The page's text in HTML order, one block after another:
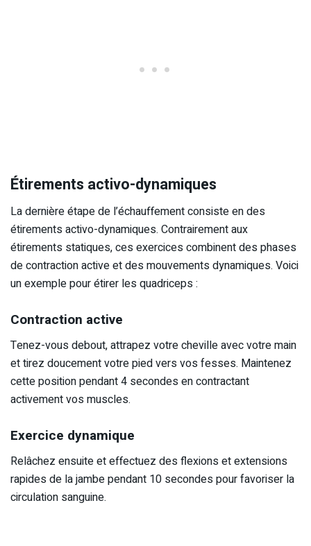
Étirements activo-dynamiques
La dernière étape de l’échauffement consiste en des
étirements activo-dynamiques. Contrairement aux
étirements statiques, ces exercices combinent des phases
de contraction active et des mouvements dynamiques. Voici
un exemple pour étirer les quadriceps :
Contraction active
Tenez-vous debout, attrapez votre cheville avec votre main
et tirez doucement votre pied vers vos fesses. Maintenez
cette position pendant 4 secondes en contractant
activement vos muscles.
Exercice dynamique
Relâchez ensuite et effectuez des flexions et extensions
rapides de la jambe pendant 10 secondes pour favoriser la
circulation sanguine.